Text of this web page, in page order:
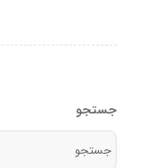
جستجو